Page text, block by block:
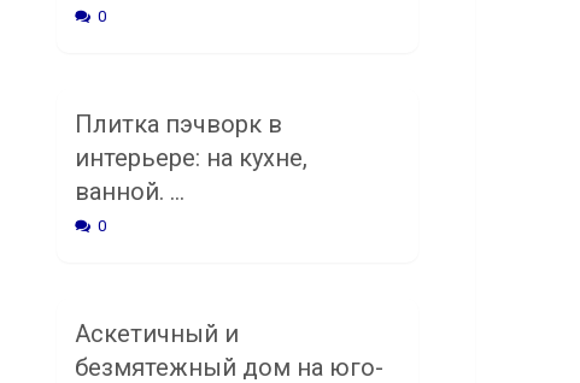
0
Плитка пэчворк в
интерьере: на кухне,
ванной. …
0
Аскетичный и
безмятежный дом на юго-